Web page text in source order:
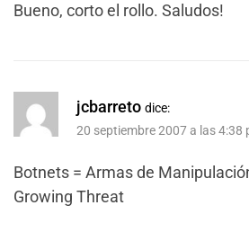
Bueno, corto el rollo. Saludos!
jcbarreto dice:
20 septiembre 2007 a las 4:38
Botnets = Armas de
Growing Threat